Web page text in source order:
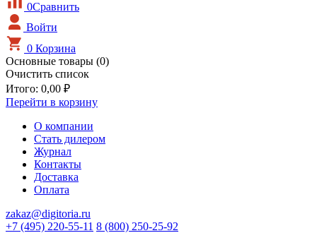
0Сравнить
Войти
0 Корзина
Основные товары (0)
Очистить список
Итого: 0,00 ₽
Перейти в корзину
О компании
Стать дилером
Журнал
Контакты
Доставка
Оплата
zakaz@digitoria.ru
+7 (495) 220-55-11 8 (800) 250-25-92